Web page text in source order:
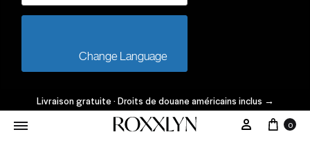
Livraison gratuite · Droits de douane américains inclus →
Mon 0